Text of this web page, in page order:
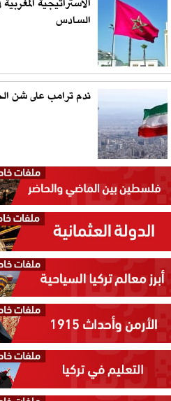
الاستراتيجية
السادس
ندم ترامب على شن